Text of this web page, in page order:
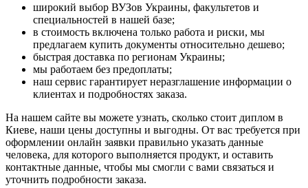
широкий выбор ВУЗов Украины, факультетов и
специальностей в нашей базе;
в стоимость включена только работа и риски, мы
предлагаем купить документы относительно дешево;
быстрая доставка по регионам Украины;
мы работаем без предоплаты;
наш сервис гарантирует неразглашение информации о
клиентах и подробностях заказа.
На нашем сайте вы можете узнать, сколько стоит диплом в
Киеве, наши цены доступны и выгодны. От вас требуется при
оформлении онлайн заявки правильно указать данные
человека, для которого выполняется продукт, и оставить
контактные данные, чтобы мы смогли с вами связаться и
уточнить подробности заказа.